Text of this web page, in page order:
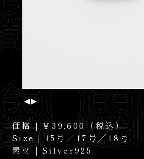
Contact
価格｜￥39,600（税込）
Size｜15号／17号／18号
素材｜Silver925